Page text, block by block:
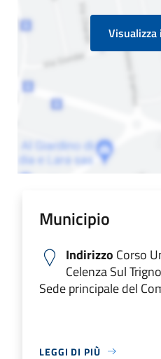
Municipio
Indirizzo Corso
Celenza Sul
Sede principale del
LEGGI DI PIÙ